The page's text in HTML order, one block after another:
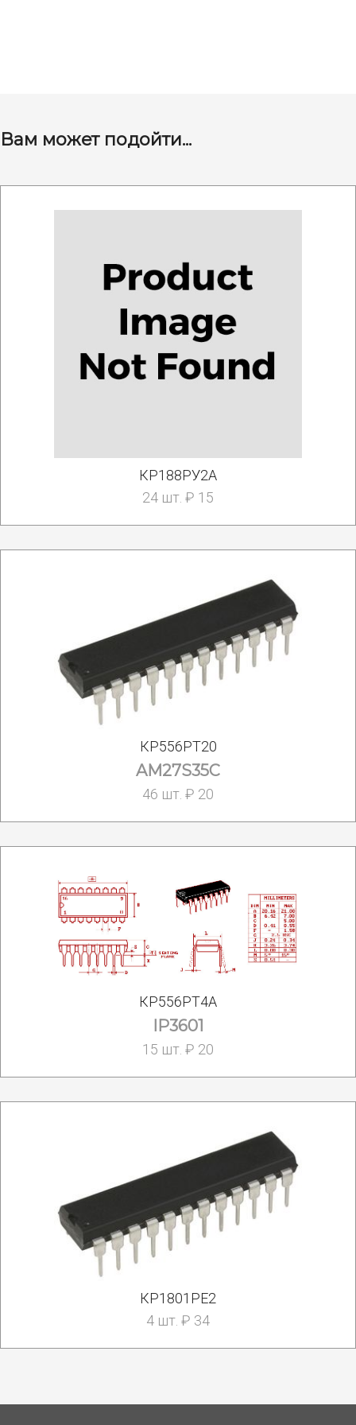
Вам может подойти...
КР188РУ2А
24 шт. ₽ 15
КР556РТ20
AM27S35C
46 шт. ₽ 20
КР556РТ4А
IP3601
15 шт. ₽ 20
КР1801РЕ2
4 шт. ₽ 34